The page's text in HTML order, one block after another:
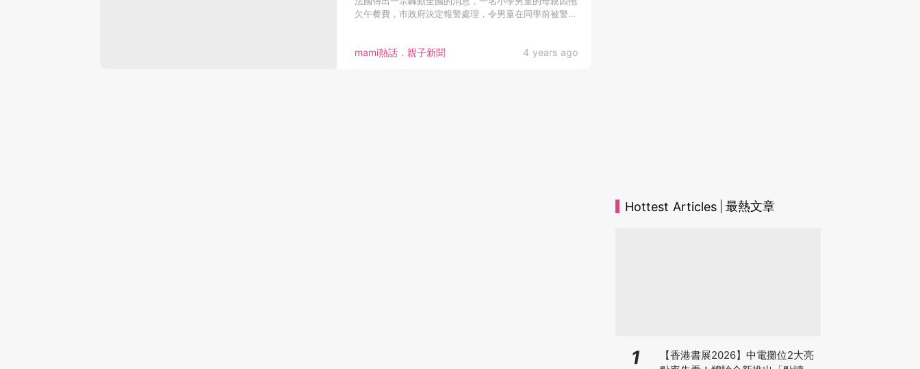
mami熱話．親子新聞 4 years ago
欠午餐費，市政府決定報警處理，令男童在同學前被警
Hottest Articles 最熱文章
1
【香港書展2026】中電攤位2大亮